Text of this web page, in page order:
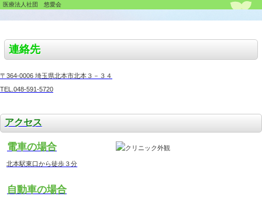
医療法人社団 悠愛会
連絡先
〒364-0006 埼玉県北本市北本３－３４
TEL.048-591-5720
アクセス
電車の場合
北本駅東口から徒歩３分
自動車の場合